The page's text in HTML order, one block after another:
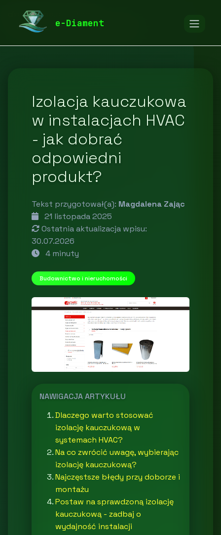
e-Diament
diamentspa.pl
Budownictwo i nieruchomości
Izolacja kauczukowa
w instalacjach HVAC
- jak dobrać
odpowiedni
produkt?
Tekst przygotował(a): Magdalena Zając
21 listopada 2025
Ostatnia aktualizacja wpisu:
30.07.2026
4 minuty
Budownictwo i nieruchomości
NAWIGACJA ARTYKUŁU
Dlaczego warto stosować
izolację kauczukową w
systemach HVAC?
Na co zwrócić uwagę, wybierając
izolację kauczukową?
Najczęstsze błędy przy doborze i
montażu
Postaw na sprawdzoną izolację
kauczukową - zadbaj o
wydajność instalacji